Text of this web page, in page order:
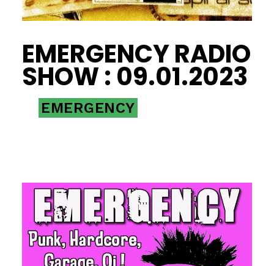
EMERGENCY RADIO
SHOW : 09.01.2023
EMERGENCY